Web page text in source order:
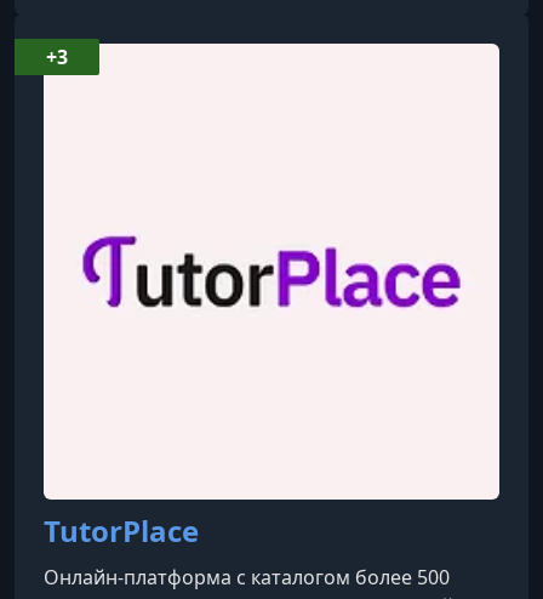
TutorPlace
Онлайн-платформа с каталогом более 500
+3